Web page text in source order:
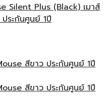
Silent Plus (ฺBlack) เมาส์
ระกันศูนย์ 1ปี